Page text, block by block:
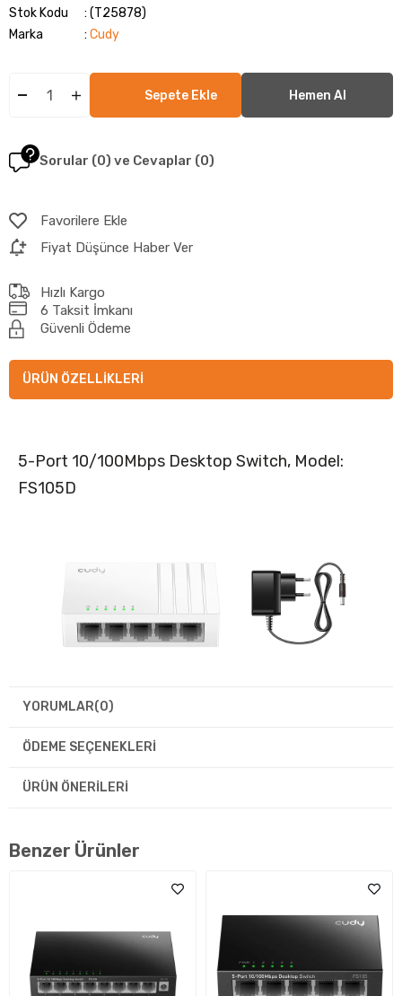
Stok Kodu
(T25878)
Marka
: Cudy
Sorular (0) ve Cevaplar (0)
Favorilere Ekle
Fiyat Düşünce Haber Ver
Hızlı Kargo
6 Taksit İmkanı
Güvenli Ödeme
ÜRÜN ÖZELLIKLERI
5-Port 10/100Mbps Desktop Switch, Model:
FS105D
YORUMLAR(0)
ÖDEME SEÇENEKLERI
ÜRÜN ÖNERILERI
Benzer Ürünler